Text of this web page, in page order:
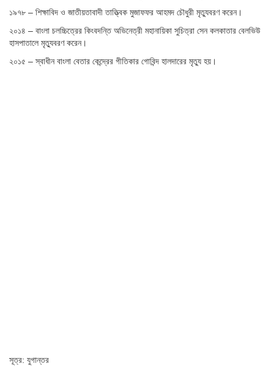
১৯৭৮ – শিক্ষাবিদ ও জাতীয়তাবাদী তাত্ত্বিক মুজাফফর আহমদ চৌধুরী মৃত্যুবরণ করেন।
২০১৪ – বাংলা চলচ্চিত্রের কিংবদন্তি অভিনেত্রী মহানায়িকা সুচিত্রা সেন কলকাতার বেলভিউ
হাসপাতালে মৃত্যুবরণ করেন।
২০১৫ – স্বাধীন বাংলা বেতার কেন্দ্রের গীতিকার গোবিন্দ হালদারের মৃত্যু হয়।
সূত্র: যুগান্তর